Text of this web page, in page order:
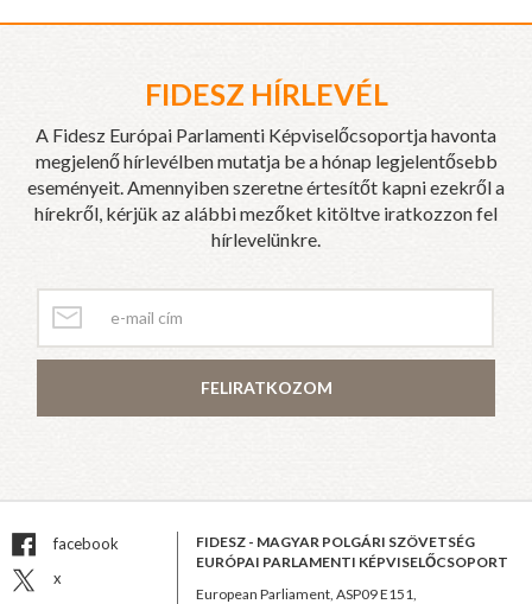
FIDESZ HÍRLEVÉL
A Fidesz Európai Parlamenti Képviselőcsoportja havonta
megjelenő hírlevélben mutatja be a hónap legjelentősebb
eseményeit. Amennyiben szeretne értesítőt kapni ezekről a
hírekről, kérjük az alábbi mezőket kitöltve iratkozzon fel
hírlevelünkre.
FELIRATKOZOM
facebook
x
FIDESZ - MAGYAR POLGÁRI SZÖVETSÉG
EURÓPAI PARLAMENTI KÉPVISELŐCSOPORT
European Parliament, ASP09 E151,